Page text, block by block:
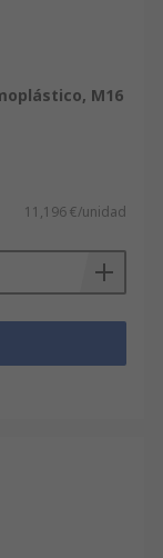
M16
11,196 €/unidad